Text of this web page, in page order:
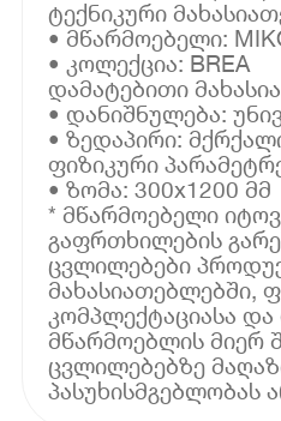
ტექნიკური
• მწარმოებელი:
• კოლექცია: BREA
დამატებითი
• დანიშნულება:
• ზედაპირი:
ფიზიკური
• ზომა: 300x1200 მმ
* მწარმოებელი
გაფრთხილების
ცვლილებები
მახასიათებლებში,
კომპლექტაციასა და
მწარმოებლის მიერ
ცვლილებებზე
პასუხისმგებლობას